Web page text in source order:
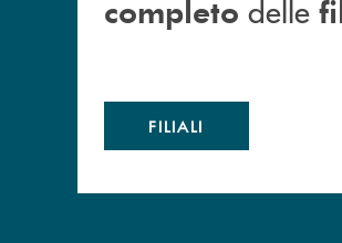
completo delle
FILIALI